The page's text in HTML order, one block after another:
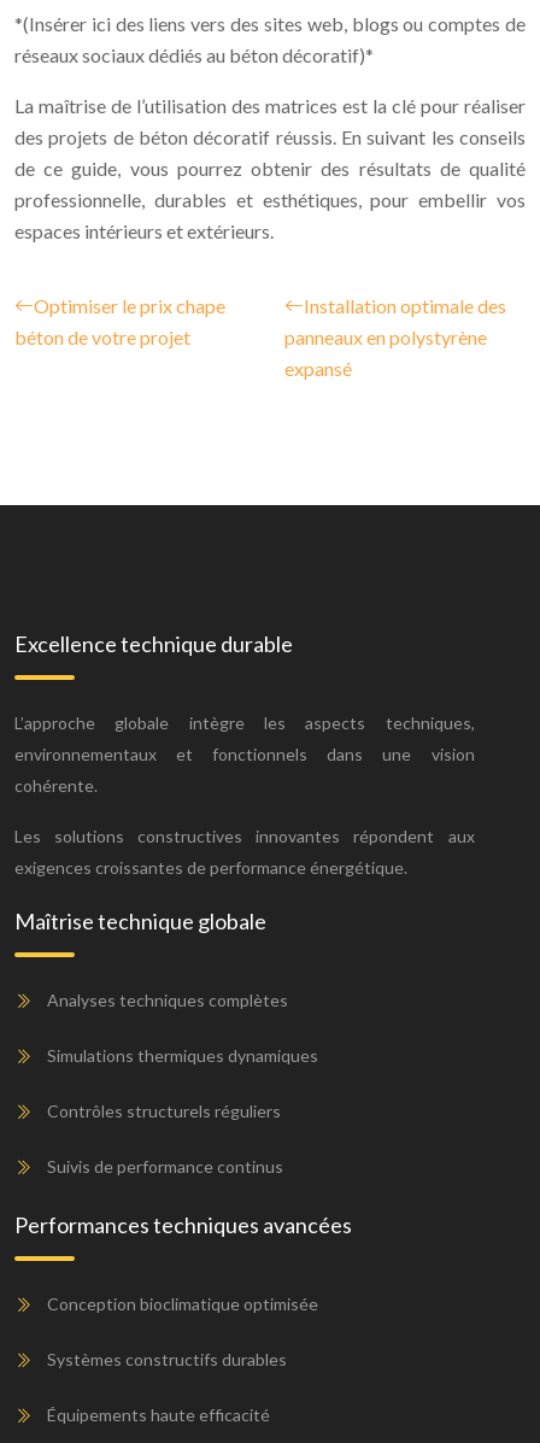
*(Insérer ici des liens vers des sites web, blogs ou comptes de
réseaux sociaux dédiés au béton décoratif)*
La maîtrise de l’utilisation des matrices est la clé pour réaliser
des projets de béton décoratif réussis. En suivant les conseils
de ce guide, vous pourrez obtenir des résultats de qualité
professionnelle, durables et esthétiques, pour embellir vos
espaces intérieurs et extérieurs.
Optimiser le prix chape
béton de votre projet
Installation optimale des
panneaux en polystyrène
expansé
Excellence technique durable
L’approche globale intègre les aspects techniques,
environnementaux et fonctionnels dans une vision
cohérente.
Les solutions constructives innovantes répondent aux
exigences croissantes de performance énergétique.
Maîtrise technique globale
Analyses techniques complètes
Simulations thermiques dynamiques
Contrôles structurels réguliers
Suivis de performance continus
Performances techniques avancées
Conception bioclimatique optimisée
Systèmes constructifs durables
Équipements haute efficacité